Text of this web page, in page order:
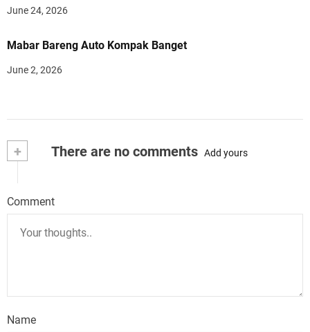
June 24, 2026
Mabar Bareng Auto Kompak Banget
June 2, 2026
+ There are no comments Add yours
Comment
Name